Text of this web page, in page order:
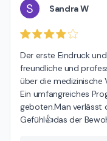
S Sandra W
Der erste Eindruck
freundliche und
über die medizinische
Ein umfangreiches
geboten.Man verlässt
Gefühl👍das der